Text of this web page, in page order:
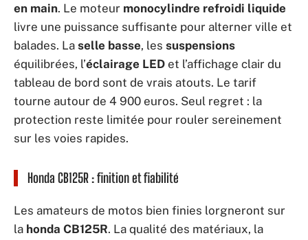
en main. Le moteur monocylindre refroidi liquide
livre une puissance suffisante pour alterner ville et
balades. La selle basse, les suspensions
équilibrées, l’éclairage LED et l’affichage clair du
tableau de bord sont de vrais atouts. Le tarif
tourne autour de 4 900 euros. Seul regret : la
protection reste limitée pour rouler sereinement
sur les voies rapides.
Honda CB125R : finition et fiabilité
Les amateurs de motos bien finies lorgneront sur
la honda CB125R. La qualité des matériaux, la